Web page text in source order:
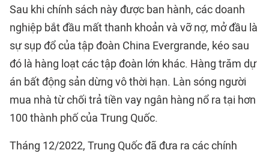
Sau khi chính sách này được ban hành, các doanh
nghiệp bắt đầu mất thanh khoản và vỡ nợ, mở đầu là
sự sụp đổ của tập đoàn China Evergrande, kéo sau
đó là hàng loạt các tập đoàn lớn khác. Hàng trăm dự
án bất động sản dừng vô thời hạn. Làn sóng người
mua nhà từ chối trả tiền vay ngân hàng nổ ra tại hơn
100 thành phố của Trung Quốc.
Tháng 12/2022, Trung Quốc đã đưa ra các chính